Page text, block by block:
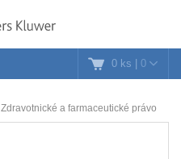
0 ks | 0
Zdravotnické a farmaceutické právo